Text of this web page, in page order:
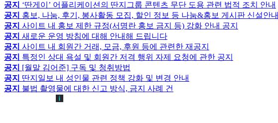
공지 ‘딴게이’ 어플리케이션의 딴지그룹 콘텐츠 무단 도용 관련 법적 조치 안내
공지 홍보, 나눔, 후기, 봉사활동 모집, 할인 정보 등 나눔&홍보 게시판 신설안내
공지 사이트 내 홍보 제한 규정(서명란 홍보 금지 등) 강화 안내 공지
공지 새로운 운영 방침에 대해 안내해 드립니다
공지 사이트 내 회원간 거래, 모금, 후원 등에 관련한 재공지
공지 특정인 상대 욕설 및 회원간 저격 행위 자제 요청에 관한 공지
공지 [월말 김어준] 구독 및 청취방법
공지 딴지일보 내 성인물 관련 정책 강화 및 변경 안내
공지 불법 촬영물에 대한 신고 방식, 금지 사례 건